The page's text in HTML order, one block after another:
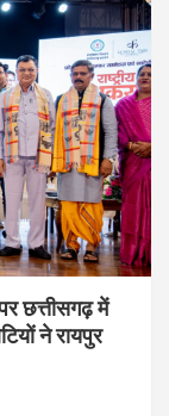
छत्तीसगढ़ में
ने रायपुर